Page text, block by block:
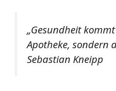
„Gesundheit
Apotheke, sondern
Sebastian Kneipp